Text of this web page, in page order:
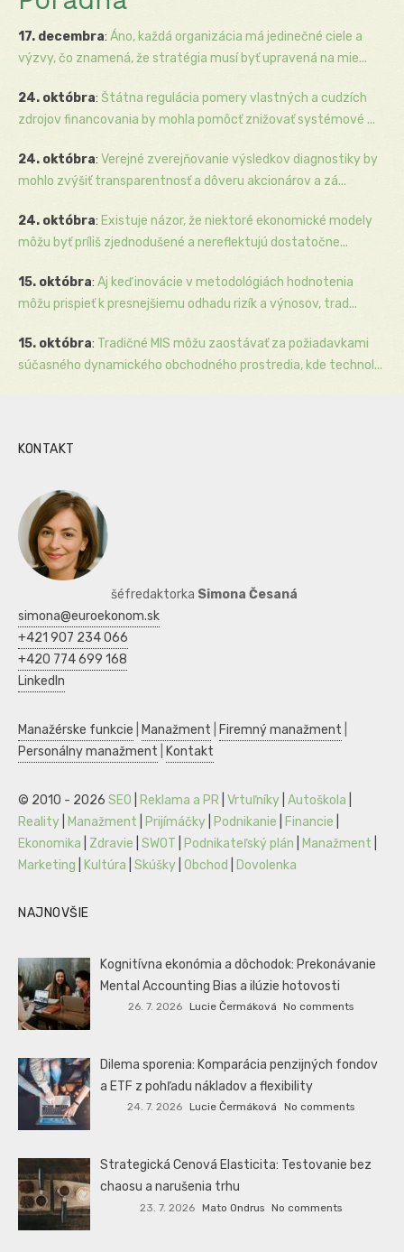
17. decembra: Áno, každá organizácia má jedinečné ciele a
výzvy, čo znamená, že stratégia musí byť upravená na mie...
24. októbra: Štátna regulácia pomery vlastných a cudzích
zdrojov financovania by mohla pomôcť znižovať systémové ...
24. októbra: Verejné zverejňovanie výsledkov diagnostiky by
mohlo zvýšiť transparentnosť a dôveru akcionárov a zá...
24. októbra: Existuje názor, že niektoré ekonomické modely
môžu byť príliš zjednodušené a nereflektujú dostatočne...
15. októbra: Aj keď inovácie v metodológiách hodnotenia
môžu prispieť k presnejšiemu odhadu rizík a výnosov, trad...
15. októbra: Tradičné MIS môžu zaostávať za požiadavkami
súčasného dynamického obchodného prostredia, kde technol...
KONTAKT
šéfredaktorka Simona Česaná
simona@euroekonom.sk
+421 907 234 066
+420 774 699 168
LinkedIn
Manažérske funkcie Manažment Firemný manažment
Personálny manažment
Kontakt
© 2010 - 2026 SEO Reklama a PR Vrtuľníky Autoškola
Reality
Manažment Prijímáčky Podnikanie Financie
Ekonomika
Zdravie SWOT Podnikateľský plán Manažment
Marketing
Kultúra Skúšky Obchod Dovolenka
NAJNOVŠIE
Kognitívna ekonómia a dôchodok: Prekonávanie
Mental Accounting Bias a ilúzie hotovosti
26. 7. 2026 Lucie Čermáková No comments
Dilema sporenia: Komparácia penzijných fondov
a ETF z pohľadu nákladov a flexibility
24. 7. 2026 Lucie Čermáková No comments
Strategická Cenová Elasticita: Testovanie bez
chaosu a narušenia trhu
23. 7. 2026 Mato Ondrus No comments